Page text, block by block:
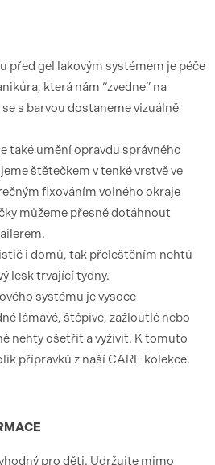
před gel lakovým systémem je péče
která nám “zvedne” na
s barvou dostaneme vizuálně
také umění opravdu správného
štětečkem v tenké vrstvě ve
fixováním volného okraje
můžeme přesně dotáhnout
i domů, tak přeleštěním nehtů
lesk trvající týdny.
systému je vysoce
lámavé, štěpivé, zažloutlé nebo
nehty ošetřit a vyživit. K tomuto
přípravků z naší CARE kolekce.
pro děti. Udržujte mimo